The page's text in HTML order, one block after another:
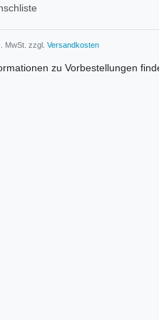
MwSt. zzgl. Versandkosten
zu Vorbestellungen